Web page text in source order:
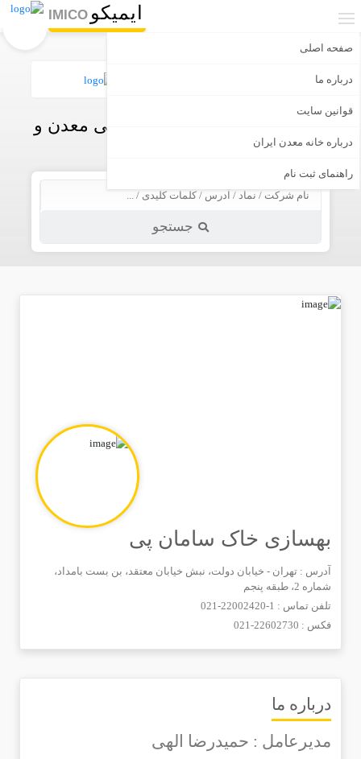
صفحه اصلی
درباره ما
قوانین سایت
درباره خانه معدن ایران
راهنمای ثبت نام
ایمیکو IMICO
اولین و جامع ترین بانک تخصصی معدن و
جستجو
بهسازی خاک سامان پی
آدرس : تهران - خیابان دولت، نبش خیابان معتقد، بن بست بامداد،
شماره 2، طبقه پنجم
تلفن تماس : 021-22002420-1
فکس : 021-22602730
درباره ما
مدیرعامل : حمیدرضا الهی